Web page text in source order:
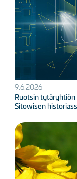
9.6.2026
Ruotsin
Sitowisen
Kuva